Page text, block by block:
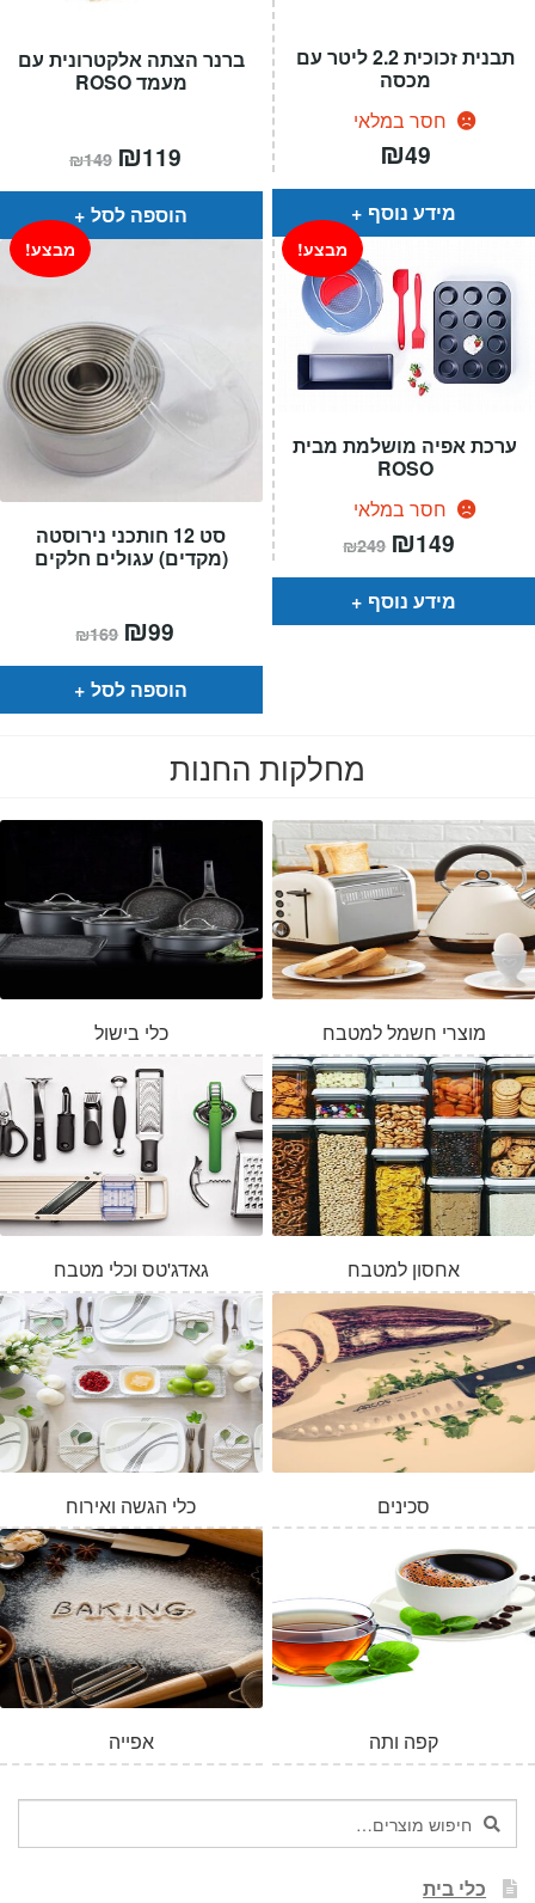
ברנר הצתה אלקטרונית עם
מעמד ROSO
₪149 המחיר
המקורי
היה:
₪149.
₪119
הוא:
הוספה לסל
תבנית זכוכית 2.2 ליטר עם
מכסה
חסר במלאי
₪49
מידע נוסף
סט 12 חותכני נירוסטה
(מקדים) עגולים חלקים
מבצע!
₪169 המחיר
המקורי
היה:
₪169.
₪99
הוא:
הוספה לסל
ערכת אפיה מושלמת מבית
ROSO
חסר במלאי
מבצע!
₪249 המחיר
המקורי
היה:
₪249.
₪149
הוא:
מידע נוסף
מחלקות החנות
כלי בישול מוצרי חשמל למטבח
גאדג'טס וכלי מטבח אחסון למטבח
כלי הגשה ואירוח סכינים
אפייה קפה ותה
חיפוש
עבור:
חיפוש
כלי בית